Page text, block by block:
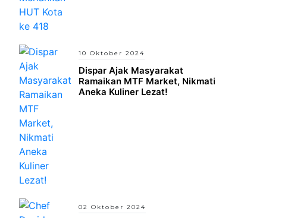
10 Oktober 2024
Dispar Ajak Masyarakat
Ramaikan MTF Market, Nikmati
Aneka Kuliner Lezat!
02 Oktober 2024